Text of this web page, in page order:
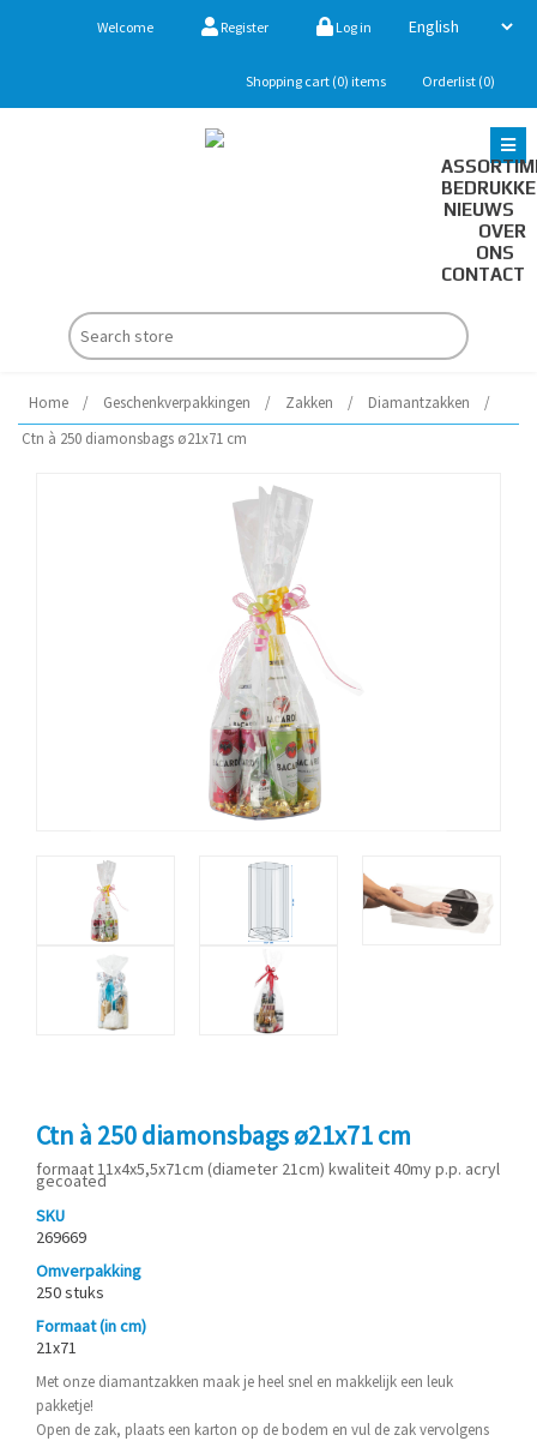
Welcome Register Log in
Shopping cart (0) items Orderlist (0)
NIEUWS
OVER
ONS
CONTACT
Home / Geschenkverpakkingen / Zakken / Diamantzakken
/
Ctn à 250 diamonsbags ø21x71 cm
Ctn à 250 diamonsbags ø21x71 cm
formaat 11x4x5,5x71cm (diameter 21cm) kwaliteit 40my p.p. acryl
gecoated
SKU
269669
Omverpakking
250 stuks
Formaat (in cm)
21x71
Met onze diamantzakken maak je heel snel en makkelijk een leuk
pakketje!
Open de zak, plaats een karton op de bodem en vul de zak vervolgens